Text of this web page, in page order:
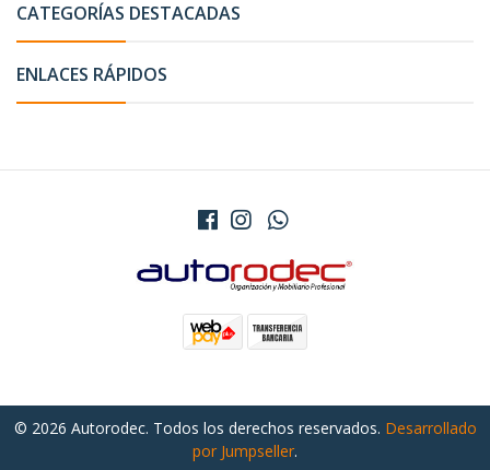
CATEGORÍAS DESTACADAS
ENLACES RÁPIDOS
© 2026 Autorodec. Todos los derechos reservados. Desarrollado
por Jumpseller.